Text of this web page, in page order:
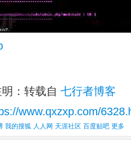
：转载自 七行者博客
www.qxzxp.com/
我的搜狐 人人网 天涯社区 百度贴吧 更多